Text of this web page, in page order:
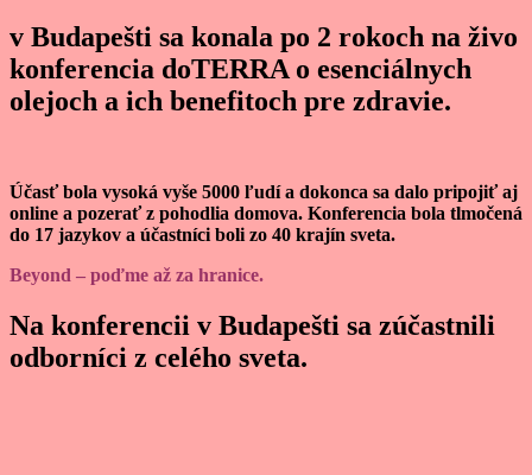
v Budapešti sa konala po 2 rokoch na živo
konferencia doTERRA o esenciálnych
olejoch a ich benefitoch pre zdravie.
Účasť bola vysoká vyše 5000 ľudí a dokonca sa dalo pripojiť aj
online a pozerať z pohodlia domova. Konferencia bola tlmočená
do 17 jazykov a účastníci boli zo 40 krajín sveta.
Beyond – poďme až za hranice.
Na konferencii v Budapešti sa zúčastnili
odborníci z celého sveta.